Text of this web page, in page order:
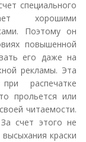
специального
хорошими
Поэтому он
повышенной
его даже на
рекламы. Эта
распечатке
прольется или
читаемости.
счет этого не
краски